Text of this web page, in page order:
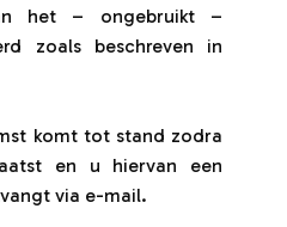
het – ongebruikt –
zoals beschreven in
komt tot stand zodra
en u hiervan een
via e-mail.